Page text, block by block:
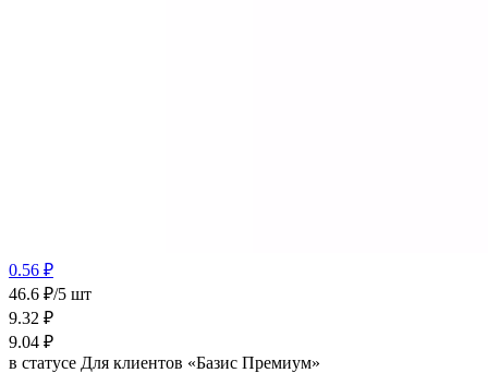
0.56 ₽
46.6 ₽/5 шт
9.32 ₽
9.04 ₽
в статусе Для клиентов «Базис Премиум»